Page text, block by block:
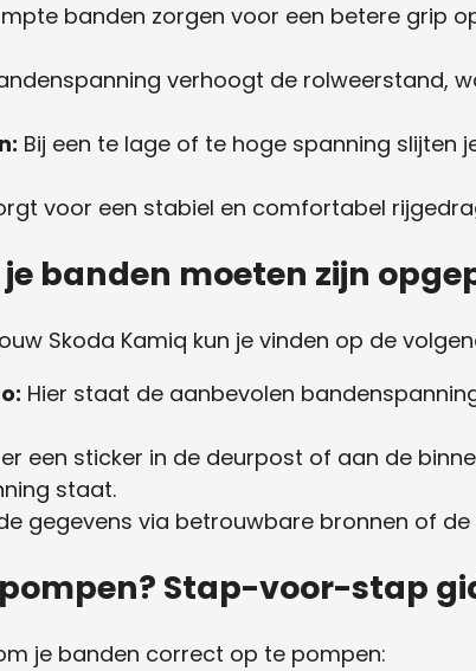
banden zorgen voor een betere grip
verhoogt de rolweerstand,
Bij een te lage of te hoge spanning slijten
voor een stabiel en comfortabel
je banden moeten zijn
Skoda Kamiq kun je vinden op de
Hier staat de aanbevolen
een sticker in de deurpost of aan de
staat.
gegevens via betrouwbare bronnen of de
Stap-voor-stap
je banden correct op te pompen: